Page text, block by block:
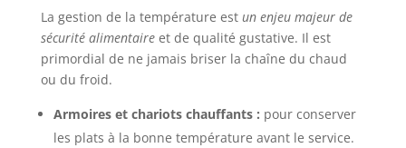
La gestion de la température est un enjeu majeur de
sécurité alimentaireet de qualité gustative. Il est
primordial de ne jamais briser la chaîne du chaud
ou du froid.
Armoires et chariots chauffants : pour conserver
les plats à la bonne température avant le service.